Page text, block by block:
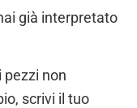
già interpretato
pezzi non
scrivi il tuo